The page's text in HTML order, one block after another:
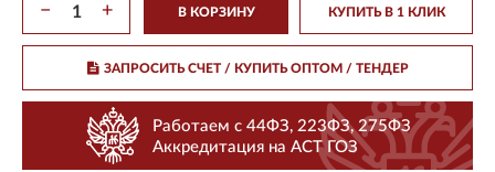
− + В КОРЗИНУ КУПИТЬ В 1 КЛИК
ЗАПРОСИТЬ СЧЕТ / КУПИТЬ ОПТОМ/ ТЕНДЕР
Работаем с 44ФЗ, 223ФЗ, 275ФЗ
Аккредитация на АСТ ГОЗ